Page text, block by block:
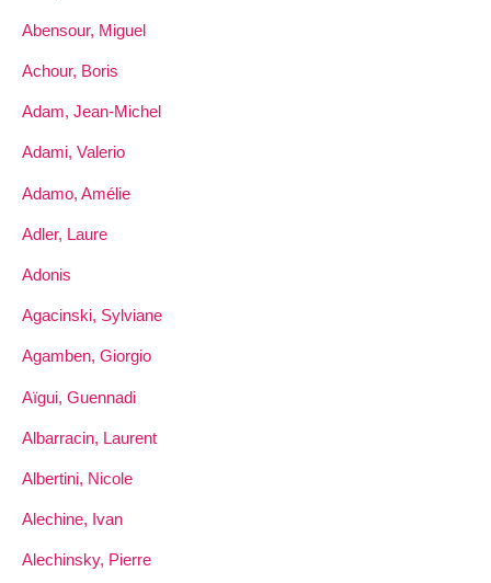
Abensour, Miguel
Achour, Boris
Adam, Jean-Michel
Adami, Valerio
Adamo, Amélie
Adler, Laure
Adonis
Agacinski, Sylviane
Agamben, Giorgio
Aïgui, Guennadi
Albarracin, Laurent
Albertini, Nicole
Alechine, Ivan
Alechinsky, Pierre